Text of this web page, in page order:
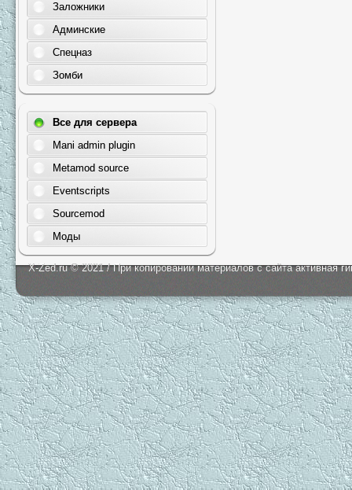
Заложники
Админские
Спецназ
Зомби
Все для сервера
Mani admin plugin
Metamod source
Eventscripts
Sourcemod
Моды
X-Zed.ru © 2021 / При копировании материалов с сайта активная